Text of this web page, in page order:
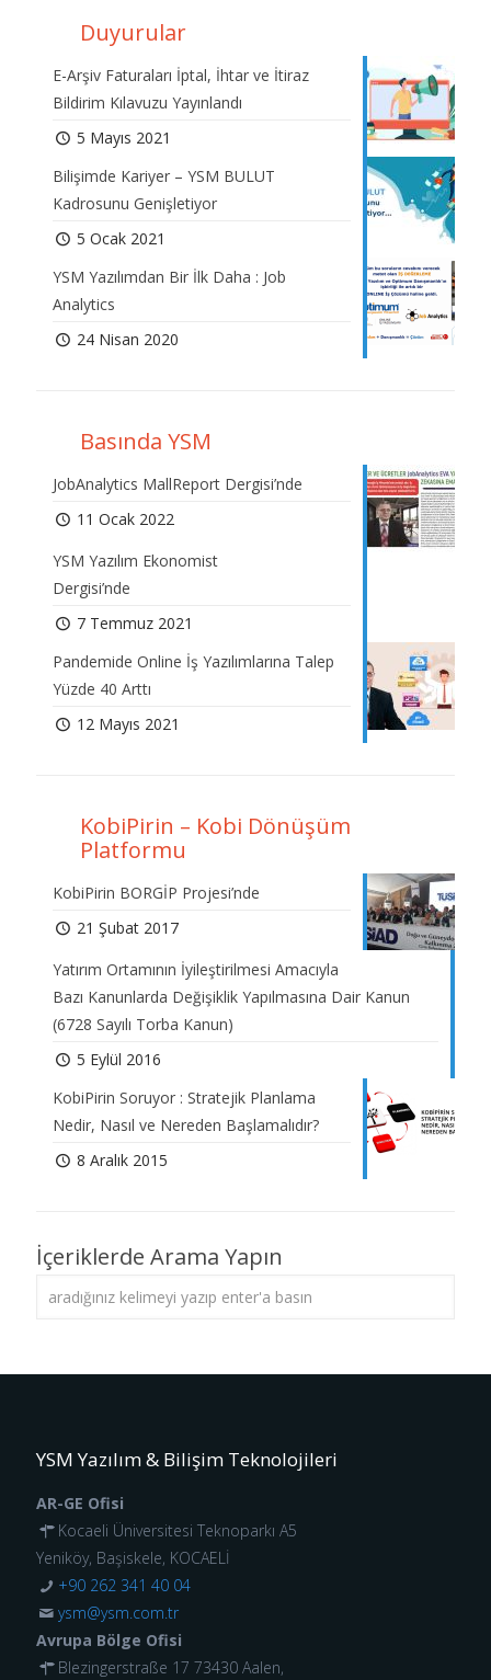
Duyurular
E-Arşiv Faturaları İptal, İhtar ve İtiraz
Bildirim Kılavuzu Yayınlandı
5 Mayıs 2021
Bilişimde Kariyer – YSM BULUT
Kadrosunu Genişletiyor
5 Ocak 2021
YSM Yazılımdan Bir İlk Daha : Job
Analytics
24 Nisan 2020
Basında YSM
JobAnalytics MallReport Dergisi’nde
11 Ocak 2022
YSM Yazılım Ekonomist
Dergisi’nde
7 Temmuz 2021
Pandemide Online İş Yazılımlarına Talep
Yüzde 40 Arttı
12 Mayıs 2021
KobiPirin – Kobi Dönüşüm
Platformu
KobiPirin BORGİP Projesi’nde
21 Şubat 2017
Yatırım Ortamının İyileştirilmesi Amacıyla
Bazı Kanunlarda Değişiklik Yapılmasına Dair Kanun
(6728 Sayılı Torba Kanun)
5 Eylül 2016
KobiPirin Soruyor : Stratejik Planlama
Nedir, Nasıl ve Nereden Başlamalıdır?
8 Aralık 2015
İçeriklerde Arama Yapın
YSM Yazılım & Bilişim Teknolojileri
AR-GE Ofisi
Kocaeli Üniversitesi Teknoparkı A5
Yeniköy, Başiskele, KOCAELİ
+90 262 341 40 04
ysm@ysm.com.tr
Avrupa Bölge Ofisi
Blezingerstraße 17 73430 Aalen,